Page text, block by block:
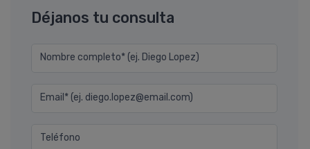
Déjanos tu consulta
Nombre completo* (ej. Diego Lopez)
Email* (ej. diego.lopez@email.com)
Teléfono